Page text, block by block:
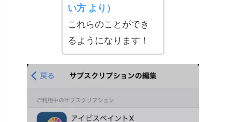
い方 より ）
これらのことができ
るようになります！